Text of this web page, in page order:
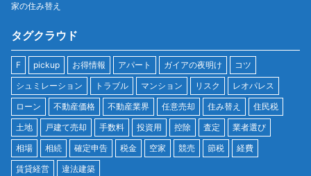
家の住み替え
タグクラウド
F pickup お得情報 アパート ガイアの夜明け
コツ
シュミレーション
トラブル マンション リスク
レオパレス
ローン
不動産価格 不動産業界 任意売却 住み替え
住民税
土地
戸建て売却 手数料 投資用 控除 査定
業者選び
相場
相続 確定申告 税金 空家 競売 節税
経費
賃貸経営
違法建築